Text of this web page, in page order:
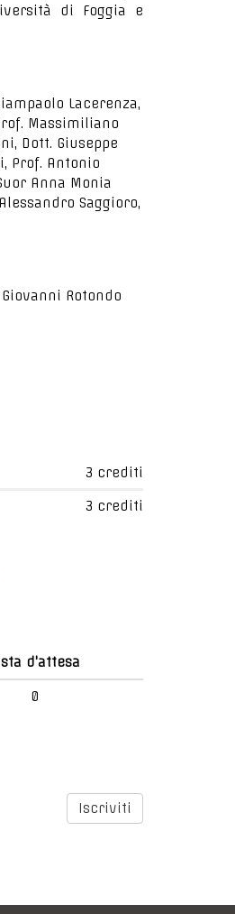
di Foggia e
Lacerenza,
Massimiliano
Dott. Giuseppe
Prof. Antonio
Anna Monia
Saggioro,
Rotondo
3 crediti
3 crediti
d'attesa
0
Iscriviti